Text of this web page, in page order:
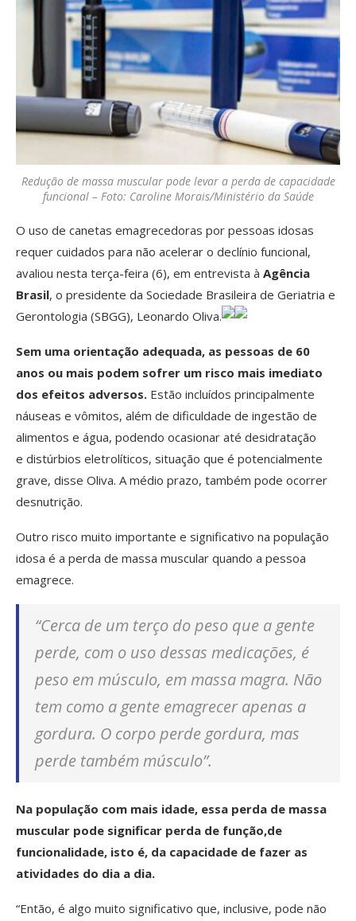
Redução de massa muscular pode levar a perda de capacidade
funcional – Foto: Caroline Morais/Ministério da Saúde
O uso de canetas emagrecedoras por pessoas idosas
requer cuidados para não acelerar o declínio funcional,
avaliou nesta terça-feira (6), em entrevista à Agência
Brasil, o presidente da Sociedade Brasileira de Geriatria e
Gerontologia (SBGG), Leonardo Oliva.
Sem uma orientação adequada, as pessoas de 60
anos ou mais podem sofrer um risco mais imediato
dos efeitos adversos. Estão incluídos principalmente
náuseas e vômitos, além de dificuldade de ingestão de
alimentos e água, podendo ocasionar até desidratação
e distúrbios eletrolíticos, situação que é potencialmente
grave, disse Oliva. A médio prazo, também pode ocorrer
desnutrição.
Outro risco muito importante e significativo na população
idosa é a perda de massa muscular quando a pessoa
emagrece.
“Cerca de um terço do peso que a gente
perde, com o uso dessas medicações, é
peso em músculo, em massa magra. Não
tem como a gente emagrecer apenas a
gordura. O corpo perde gordura, mas
perde também músculo”.
Na população com mais idade, essa perda de massa
muscular pode significar perda de função,de
funcionalidade, isto é, da capacidade de fazer as
atividades do dia a dia.
“Então, é algo muito significativo que, inclusive, pode não